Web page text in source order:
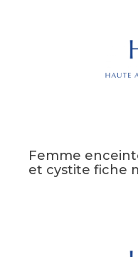
Femme
et cystite fiche